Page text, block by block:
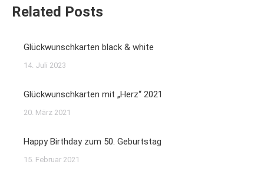
Related Posts
Glückwunschkarten black & white
14. Juli 2023
Glückwunschkarten mit „Herz“ 2021
20. März 2021
Happy Birthday zum 50. Geburtstag
15. Februar 2021